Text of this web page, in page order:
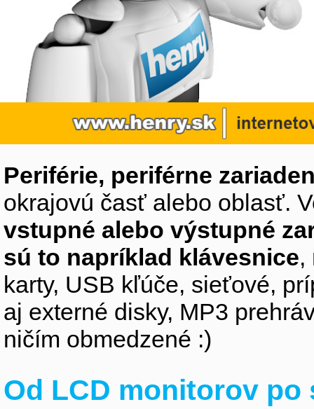
Periférie, periférne
okrajovú časť alebo oblasť.
vstupné alebo výstupné
sú to napríklad klávesnice,
karty, USB kľúče, sieťové,
aj externé disky, MP3
ničím obmedzené :)
Od LCD monitorov